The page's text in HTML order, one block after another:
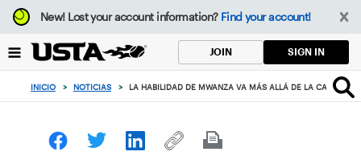
Enfoque
desde
botón
volver
principio
New!Lost your account information? Find your account!
JOIN SIGN IN
INICIO > NOTICIAS > LA HABILIDAD DE MWANZA VA MÁS ALLÁ DE LA CANCHA